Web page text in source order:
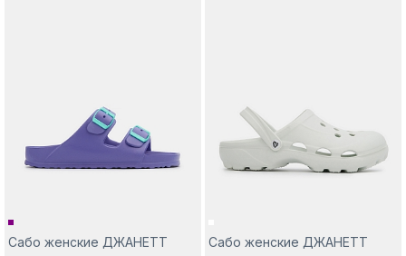
Сабо женские ДЖАНЕТТ Сабо женские ДЖАНЕТТ